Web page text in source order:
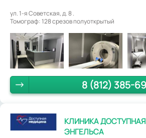
ул. 1-я Советская, д. 8 .
Томограф: 128 срезов полуоткрытый
8 (812) 385-
КЛИНИКА
ЭНГЕЛЬСА